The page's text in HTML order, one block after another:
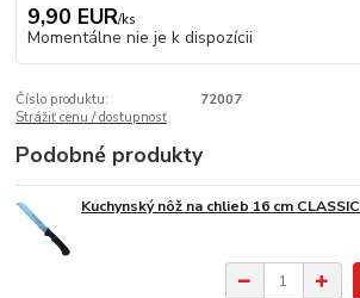
9,90 EUR/ks
Momentálne nie je k dispozícii
Číslo produktu:
72007
Strážiť cenu / dostupnosť
Podobné produkty
Kuchynský nôž na chlieb 16 cm CLASSIC